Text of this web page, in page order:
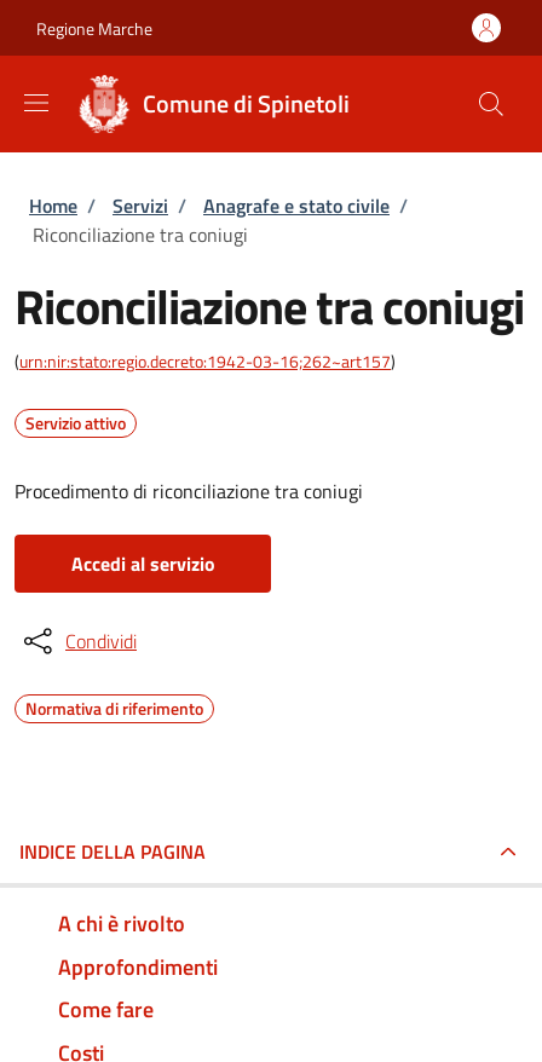
Regione Marche
Comune di Spinetoli
Briciole di pane
Home / Servizi / Anagrafe e stato civile /
Riconciliazione tra coniugi
Riconciliazione tra coniugi
(urn:nir:stato:regio.decreto:1942-03-16;262~art157)
Servizio attivo
Procedimento di riconciliazione tra coniugi
Accedi al servizio
Condividi
Normativa di riferimento
INDICE DELLA PAGINA
A chi è rivolto
Approfondimenti
Come fare
Costi